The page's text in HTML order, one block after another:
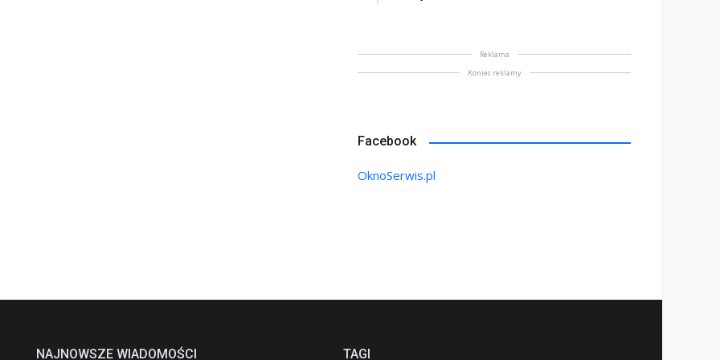
Reklama
Koniec reklamy
Facebook
OknoSerwis.pl
NAJNOWSZE WIADOMOŚCI TAGI